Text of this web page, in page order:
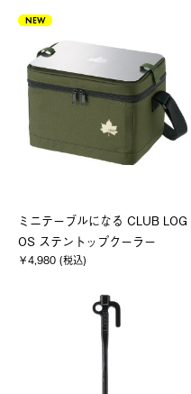
NEW
ミニテーブルになる CLUB LOG
OS ステントップクーラー
￥4,980 (税込)